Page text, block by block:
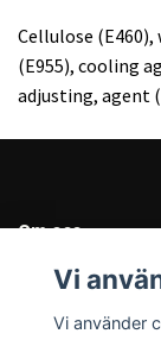
Cellulose
(E955), cooling
adjusting, agent
Om oss
Behöver du hjälp?
Vi
Vi använder